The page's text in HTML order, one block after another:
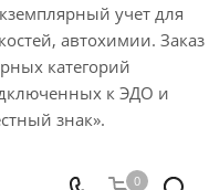
учет для
автохимии. Заказ
категорий
к ЭДО и
знак».
0